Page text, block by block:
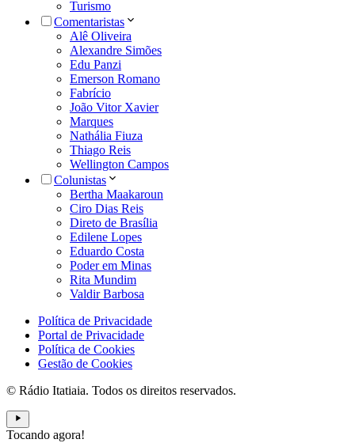
Turismo
Comentaristas
Alê Oliveira
Alexandre Simões
Edu Panzi
Emerson Romano
Fabrício
João Vitor Xavier
Marques
Nathália Fiuza
Thiago Reis
Wellington Campos
Colunistas
Bertha Maakaroun
Ciro Dias Reis
Direto de Brasília
Edilene Lopes
Eduardo Costa
Poder em Minas
Rita Mundim
Valdir Barbosa
Política de Privacidade
Portal de Privacidade
Política de Cookies
Gestão de Cookies
© Rádio Itatiaia. Todos os direitos reservados.
Tocando agora!